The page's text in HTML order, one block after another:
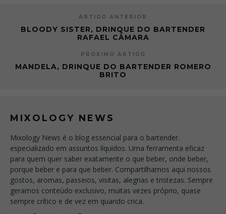
ARTIGO ANTERIOR
BLOODY SISTER, DRINQUE DO BARTENDER
RAFAEL CÂMARA
PRÓXIMO ARTIGO
MANDELA, DRINQUE DO BARTENDER ROMERO
BRITO
MIXOLOGY NEWS
Mixology News é o blog essencial para o bartender.
especializado em assuntos líquidos. Uma ferramenta eficaz
para quem quer saber exatamente o que beber, onde beber,
porque beber e para que beber. Compartilhamos aqui nossos
gostos, aromas, passeios, visitas, alegrias e tristezas. Sempre
geramos conteúdo exclusivo, muitas vezes próprio, quase
sempre crítico e de vez em quando crica.